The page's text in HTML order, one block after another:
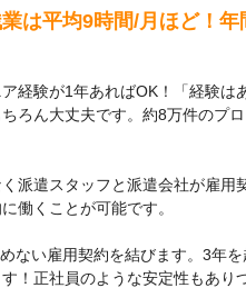
は平均9時間/月ほど！
経験が1年あればOK！「経験は
ん大丈夫です。約8万件のプ
派遣スタッフと派遣会社が雇用
働くことが可能です。
ない雇用契約を結びます。3年
！正社員のような安定性もあり